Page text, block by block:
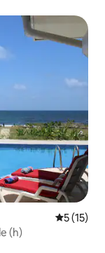
Vidutinis
5 (15)
(h)